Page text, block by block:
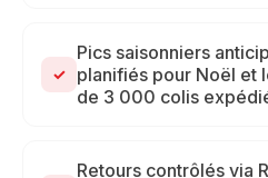
✓
Pics saisonniers
planifiés pour Noël et
de 3 000 colis
Retours contrôlés via